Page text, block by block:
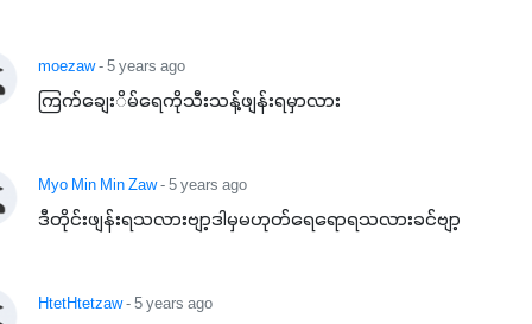
moezaw- 5 years ago
ကြက်ချေးိမ်ရေကိုသီးသန့်ဖျန်းရမှာလား
Myo Min Min Zaw- 5 years ago
ဒီတိုင်းဖျန်းရသလားဗျာ့ဒါမှမဟုတ်ရေရောရသလားခင်ဗျာ့
HtetHtetzaw- 5 years ago